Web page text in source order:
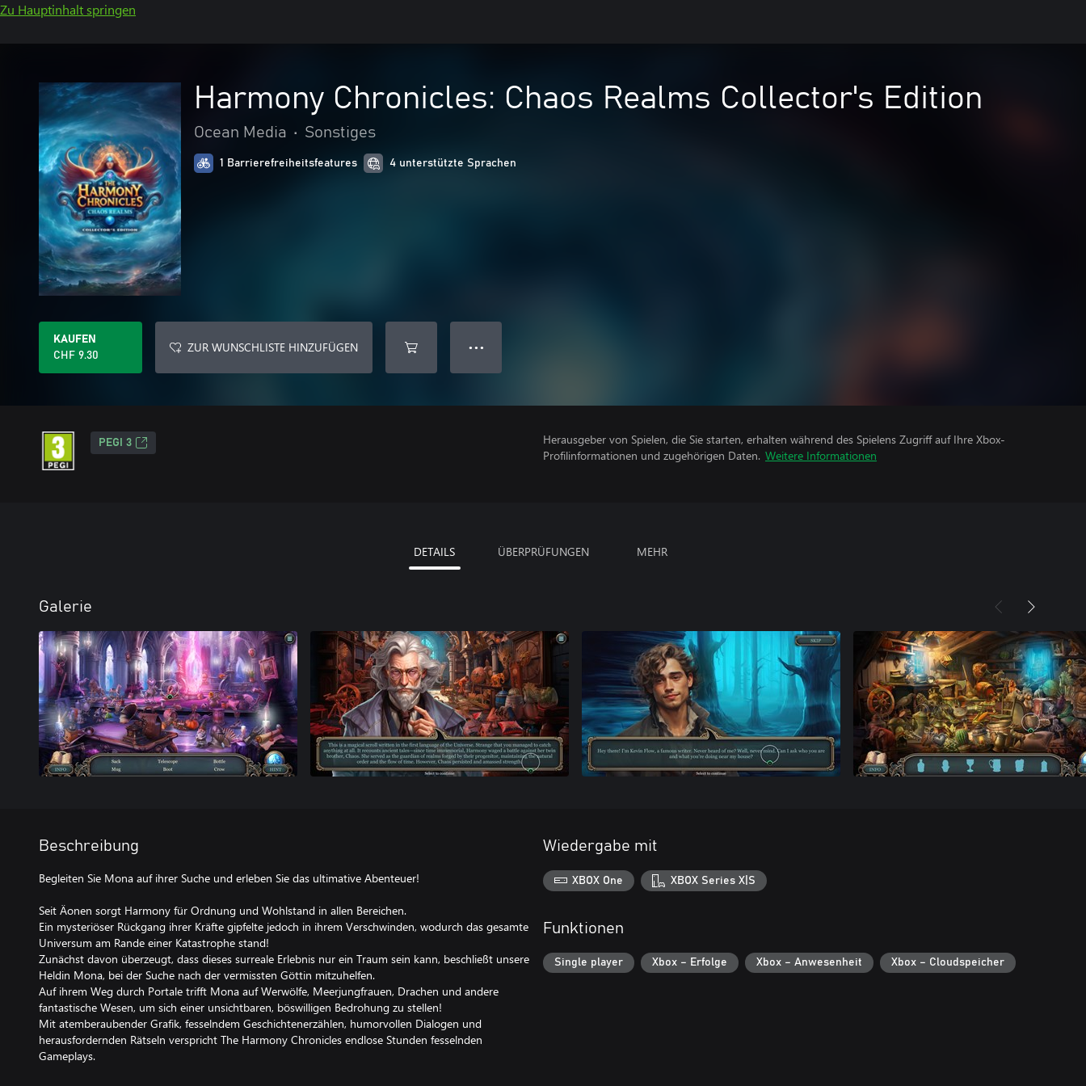
Zu Hauptinhalt springen
Harmony Chronicles: Chaos Realms Collector's Edition
Ocean Media • Sonstiges
1 Barrierefreiheitsfeatures 4 unterstützte Sprachen
KAUFEN
CHF 9.30
ZUR WUNSCHLISTE HINZUFÜGEN ● ● ●
PEGI 3
Herausgeber von Spielen, die Sie starten, erhalten während des Spielens Zugriff auf Ihre Xbox-
Profilinformationen und zugehörigen Daten. Weitere Informationen
DETAILS ÜBERPRÜFUNGEN MEHR
Galerie
Beschreibung
Begleiten Sie Mona auf ihrer Suche und erleben Sie das ultimative Abenteuer!
Seit Äonen sorgt Harmony für Ordnung und Wohlstand in allen Bereichen.
Ein mysteriöser Rückgang ihrer Kräfte gipfelte jedoch in ihrem Verschwinden, wodurch das gesamte
Universum am Rande einer Katastrophe stand!
Zunächst davon überzeugt, dass dieses surreale Erlebnis nur ein Traum sein kann, beschließt unsere
Heldin Mona, bei der Suche nach der vermissten Göttin mitzuhelfen.
Auf ihrem Weg durch Portale trifft Mona auf Werwölfe, Meerjungfrauen, Drachen und andere
fantastische Wesen, um sich einer unsichtbaren, böswilligen Bedrohung zu stellen!
Mit atemberaubender Grafik, fesselndem Geschichtenerzählen, humorvollen Dialogen und
herausfordernden Rätseln verspricht The Harmony Chronicles endlose Stunden fesselnden
Gameplays.
Wiedergabe mit
XBOX One XBOX Series X|S
Funktionen
Single player Xbox – Erfolge Xbox – Anwesenheit Xbox – Cloudspeicher